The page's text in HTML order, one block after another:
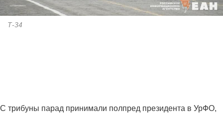
Т-34
С трибуны парад принимали полпред президента в УрФО,